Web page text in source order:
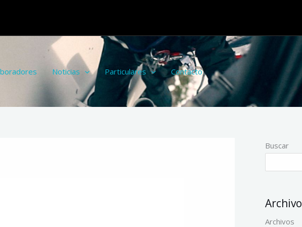
Noticias Particulares Contacto
Buscar
Archivo
Archivos